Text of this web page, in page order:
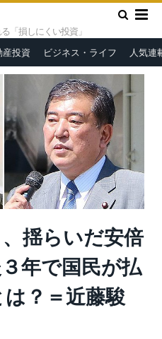
「損しにくい投資」
産投資 ビジネス・ライフ 人気連
の失敗と、揺らいだ安倍一強体制。
は？＝近藤駿介
揺らいだ安倍
年で国民が払
？＝近藤駿